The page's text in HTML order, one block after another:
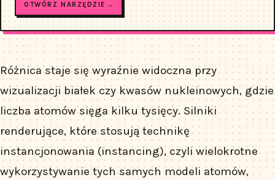
OTWÓRZ NARZĘDZIE →
Różnica staje się wyraźnie widoczna przy
wizualizacji białek czy kwasów nukleinowych, gdzie
liczba atomów sięga kilku tysięcy. Silniki
renderujące, które stosują technikę
instancjonowania (instancing), czyli wielokrotne
wykorzystywanie tych samych modeli atomów,